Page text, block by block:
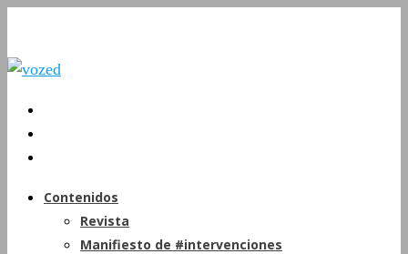
Contenidos
Revista
Manifiesto de #intervenciones